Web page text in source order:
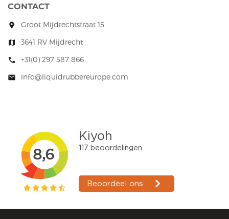
CONTACT
room Groot Mijdrechtstraat 15
map 3641 RV Mijdrecht
call +31(0) 297 587 866
mail info@liquidrubbereurope.com